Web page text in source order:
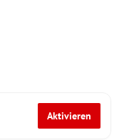
Aktivieren